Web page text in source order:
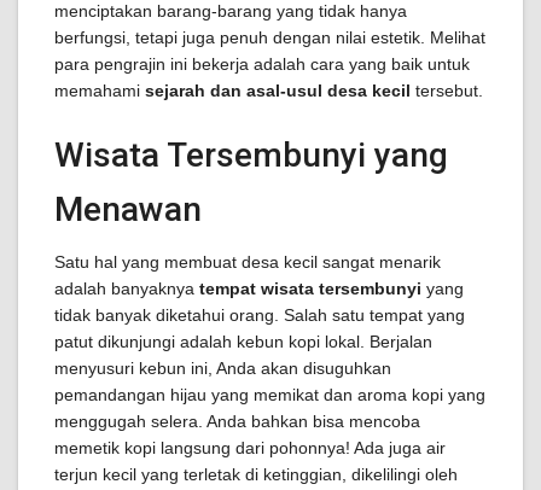
menciptakan barang-barang yang tidak hanya
berfungsi, tetapi juga penuh dengan nilai estetik. Melihat
para pengrajin ini bekerja adalah cara yang baik untuk
memahami sejarah dan asal-usul desa kecil tersebut.
Wisata Tersembunyi yang
Menawan
Satu hal yang membuat desa kecil sangat menarik
adalah banyaknya tempat wisata tersembunyi yang
tidak banyak diketahui orang. Salah satu tempat yang
patut dikunjungi adalah kebun kopi lokal. Berjalan
menyusuri kebun ini, Anda akan disuguhkan
pemandangan hijau yang memikat dan aroma kopi yang
menggugah selera. Anda bahkan bisa mencoba
memetik kopi langsung dari pohonnya! Ada juga air
terjun kecil yang terletak di ketinggian, dikelilingi oleh